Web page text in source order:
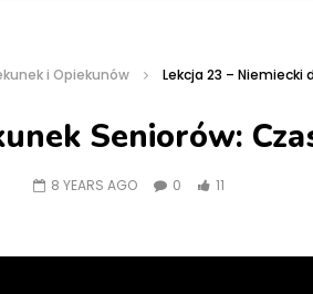
i Opiekunów Lekcja 23 – Niemiecki
Seniorów:
8 YEARS AGO 0 11